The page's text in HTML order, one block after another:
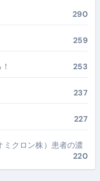
290
259
253
237
227
クロン株）患者の濃
220